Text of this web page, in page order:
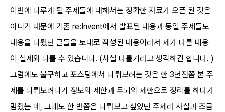
이번에 다루게 될 주제들에 대해서는 정확한 자료가 오픈 된 것은
아니기 때문에 기존 re:Invent에서 발표된 내용과 동일 주제들도
내용을 다뤘던 글들을 토대로 작성된 내용이라서 제가 다룬 내용
이 실제와 다를 수 있습니다. (사실 다를거라고 생각하긴 합니다. )
그럼에도 불구하고 포스팅에서 다뤄보려는 것은 한 3년전쯤 본 주
제를 다뤄보려다가 정보의 제한과 두뇌의 제한으로 정리를 하다가
멈췄는 데, 그래도 한 번쯤은 다뤄보고 싶었던 주제라 사실과 조금